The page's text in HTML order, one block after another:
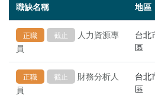
職缺名稱 地區
正職 截止
人力資源專
員
台北
區
正職 截止
財務分析人
員
台北
區